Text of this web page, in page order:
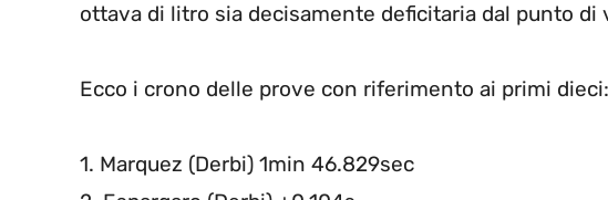
ottava di litro sia decisamente deficitaria dal punto di
Ecco i crono delle prove con riferimento ai primi dieci:
1. Marquez (Derbi) 1min 46.829sec